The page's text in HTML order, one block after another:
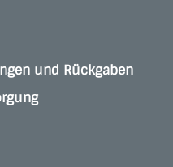
und Rückgaben